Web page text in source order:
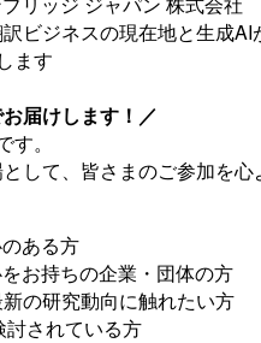
の現在地と生成AIが
ます
届けします！／
。
して、皆さまのご参加を
ある方
お持ちの企業・団体の方
の研究動向に触れたい方
されている方